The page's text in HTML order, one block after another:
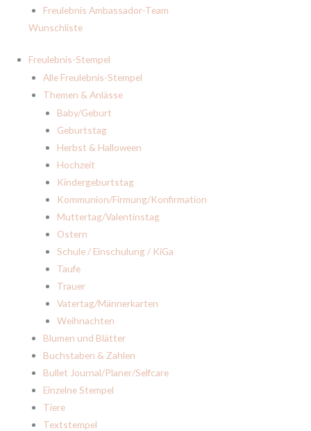
Freulebnis Ambassador-Team
Wunschliste
Freulebnis-Stempel
Alle Freulebnis-Stempel
Themen & Anlässe
Baby/Geburt
Geburtstag
Herbst & Halloween
Hochzeit
Kindergeburtstag
Kommunion/Firmung/Konfirmation
Muttertag/Valentinstag
Ostern
Schule / Einschulung / KiGa
Taufe
Trauer
Vatertag/Männerkarten
Weihnachten
Blumen und Blätter
Buchstaben & Zahlen
Bullet Journal/Planer/Selfcare
Einzelne Stempel
Tiere
Textstempel